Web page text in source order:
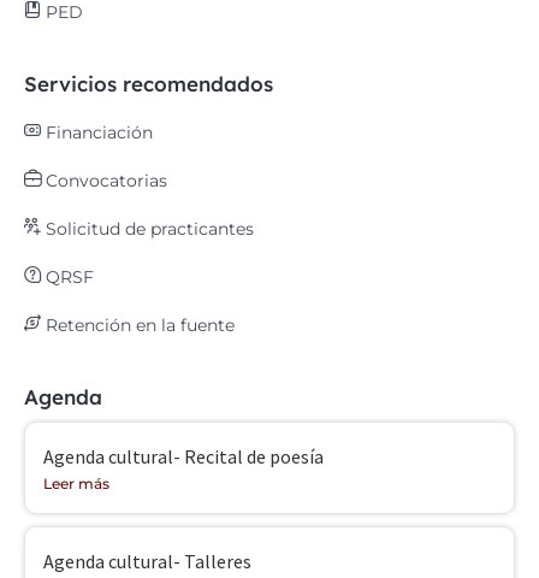
PED
Servicios recomendados
Financiación
Convocatorias
Solicitud de practicantes
QRSF
Retención en la fuente
Agenda
Agenda cultural- Recital de poesía
Leer más
Agenda cultural- Talleres